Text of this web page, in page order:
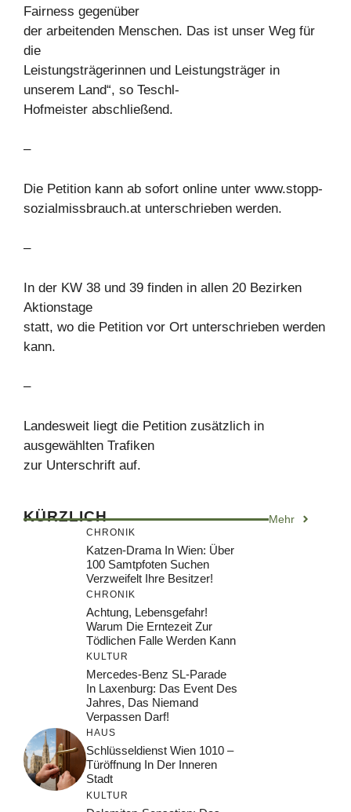
Fairness gegenüber
der arbeitenden Menschen. Das ist unser Weg für
die
Leistungsträgerinnen und Leistungsträger in
unserem Land“, so Teschl-
Hofmeister abschließend.
–
Die Petition kann ab sofort online unter www.stopp-
sozialmissbrauch.at unterschrieben werden.
–
In der KW 38 und 39 finden in allen 20 Bezirken
Aktionstage
statt, wo die Petition vor Ort unterschrieben werden
kann.
–
Landesweit liegt die Petition zusätzlich in
ausgewählten Trafiken
zur Unterschrift auf.
KÜRZLICH Mehr
CHRONIK
Katzen-Drama In Wien: Über
100 Samtpfoten Suchen
Verzweifelt Ihre Besitzer!
CHRONIK
Achtung, Lebensgefahr!
Warum Die Erntezeit Zur
Tödlichen Falle Werden Kann
KULTUR
Mercedes-Benz SL-Parade
In Laxenburg: Das Event Des
Jahres, Das Niemand
Verpassen Darf!
HAUS
Schlüsseldienst Wien 1010 –
Türöffnung In Der Inneren
Stadt
KULTUR